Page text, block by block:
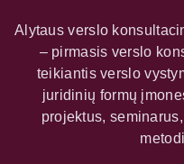
Alytaus verslo
– pirmasis verslo
teikiantis verslo
juridinių formų
projektus,